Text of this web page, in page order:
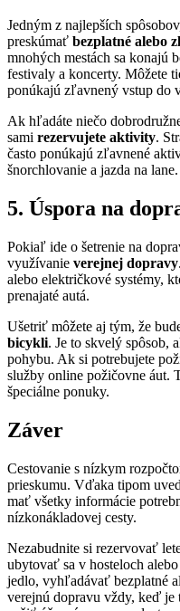
Jedným z najlepších
preskúmať bezplatné alebo
mnohých mestách sa konajú
festivaly a koncerty. Môžete
ponúkajú zľavnený vstup do
Ak hľadáte niečo
sami rezervujete aktivity.
často ponúkajú zľavnené
šnorchlovanie a jazda na lane.
5. Úspora na
Pokiaľ ide o šetrenie na
využívanie verejnej dopravy
alebo električkové systémy,
prenajaté autá.
Ušetriť môžete aj tým, že
bicykli. Je to skvelý spôsob,
pohybu. Ak si potrebujete
služby online požičovne áut.
špeciálne ponuky.
Záver
Cestovanie s nízkym
prieskumu. Vďaka tipom
mať všetky informácie
nízkonákladovej cesty.
Nezabudnite si rezervovať
ubytovať sa v hosteloch
jedlo, vyhľadávať bezplatné
verejnú dopravu vždy, keď je